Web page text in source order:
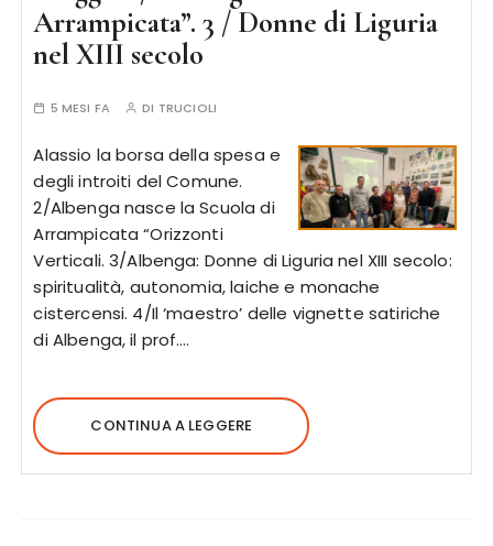
Arrampicata”. 3 / Donne di Liguria
nel XIII secolo
5 MESI FA DI TRUCIOLI
Alassio la borsa della spesa e
degli introiti del Comune.
2/Albenga nasce la Scuola di
Arrampicata “Orizzonti
Verticali. 3/Albenga: Donne di Liguria nel XIII secolo:
spiritualità, autonomia, laiche e monache
cistercensi. 4/Il ‘maestro’ delle vignette satiriche
di Albenga, il prof….
CONTINUA A LEGGERE